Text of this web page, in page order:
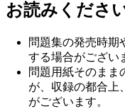
お読みくださ
問題集の発売時期
する場合がござい
問題用紙そのまま
が、収録の都合上
がございます。